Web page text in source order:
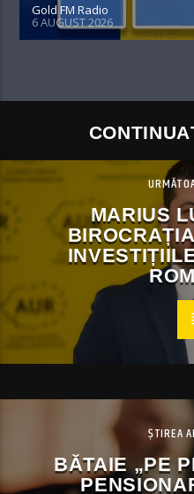
Gold FM Radio
6 AUGUST 2026
MARIUS
ȘTIREA
BĂTAIE „PE